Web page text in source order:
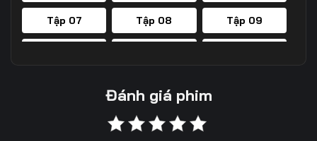
Tập 07 Tập 08 Tập 09
Tập 17
Đánh giá phim